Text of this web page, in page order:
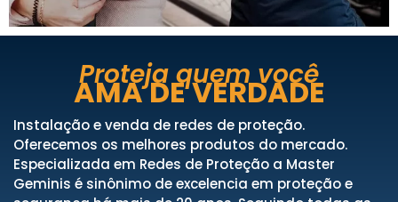
Proteja quem você
AMA DE VERDADE
Instalação e venda de redes de proteção.
Oferecemos os melhores produtos do mercado.
Especializada em Redes de Proteção a Master
Geminis é sinônimo de excelencia em proteção e